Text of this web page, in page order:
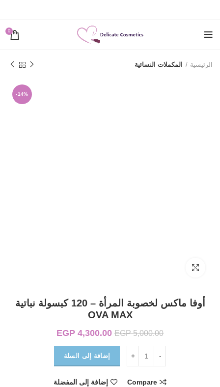
0
الرئيسية المكملات النسائية
-14%
أوفا ماكس لخصوبة المرأة – 120 كبسولة نباتية
OVA MAX
EGP5,000.00
السعر الأصلي هو:
EGP 5,000.00.
EGP 4,300.00
إضافة إلى السلة
Compare إضافة إلى المفضلة